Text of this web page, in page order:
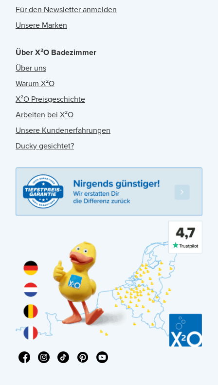
Für den Newsletter anmelden
Unsere Marken
Über X²O Badezimmer
Über uns
Warum X²O
X²O Preisgeschichte
Arbeiten bei X²O
Unsere Kundenerfahrungen
Ducky gesichtet?